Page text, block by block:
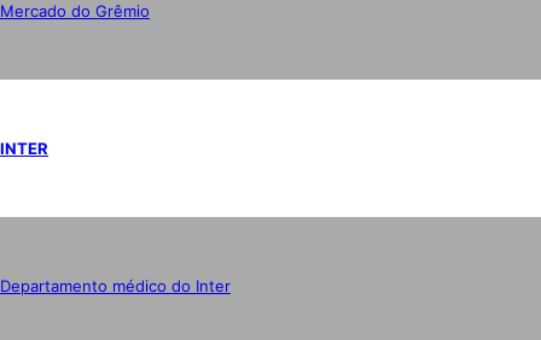
Mercado do Grêmio
INTER
Departamento médico do Inter